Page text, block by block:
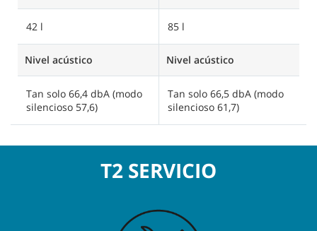
42 l
Nivel acústico
Tan solo 66,4 dbA (modo
silencioso 57,6)
85 l
Nivel acústico
Tan solo 66,5 dbA (modo
silencioso 61,7)
T2 SERVICIO